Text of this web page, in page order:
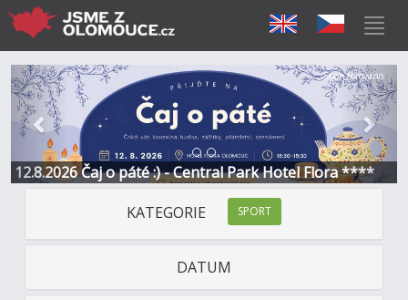
12.8.2026 Čaj o páté :) - Central Park Hotel Flora ****
Předchozí Další
Sponzorováno
KATEGORIE SPORT
DATUM